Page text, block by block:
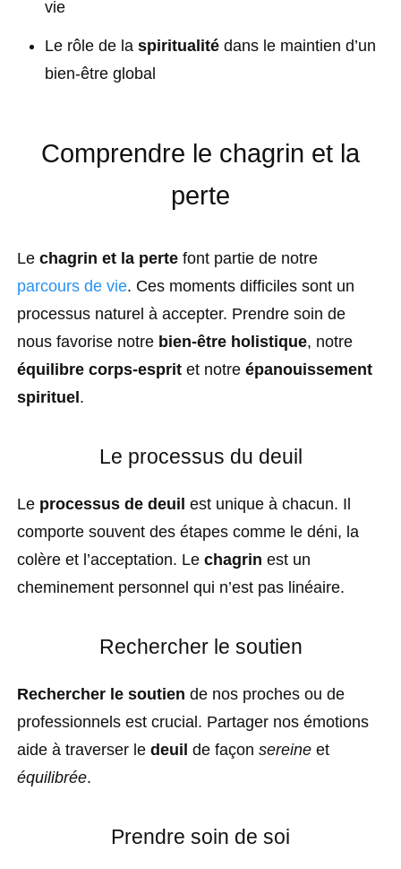
vie
Le rôle de la spiritualité dans le maintien d’un
bien-être global
Comprendre le chagrin et la
perte
Le chagrin et la perte font partie de notre
parcours de vie. Ces moments difficiles sont un
processus naturel à accepter. Prendre soin de
nous favorise notre bien-être holistique, notre
équilibre corps-esprit et notre épanouissement
spirituel .
Le processus du deuil
Le processus de deuil est unique à chacun. Il
comporte souvent des étapes comme le déni, la
colère et l’acceptation. Le chagrin est un
cheminement personnel qui n’est pas linéaire.
Rechercher le soutien
Rechercher le soutien de nos proches ou de
professionnels est crucial. Partager nos émotions
aide à traverser le deuil de façon sereine et
équilibrée.
Prendre soin de soi